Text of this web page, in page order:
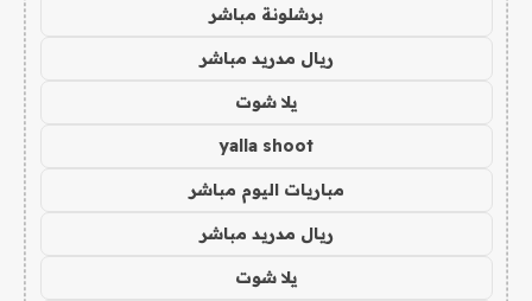
برشلونة مباشر
ريال مدريد مباشر
يلا شوت
yalla shoot
مباريات اليوم مباشر
ريال مدريد مباشر
يلا شوت